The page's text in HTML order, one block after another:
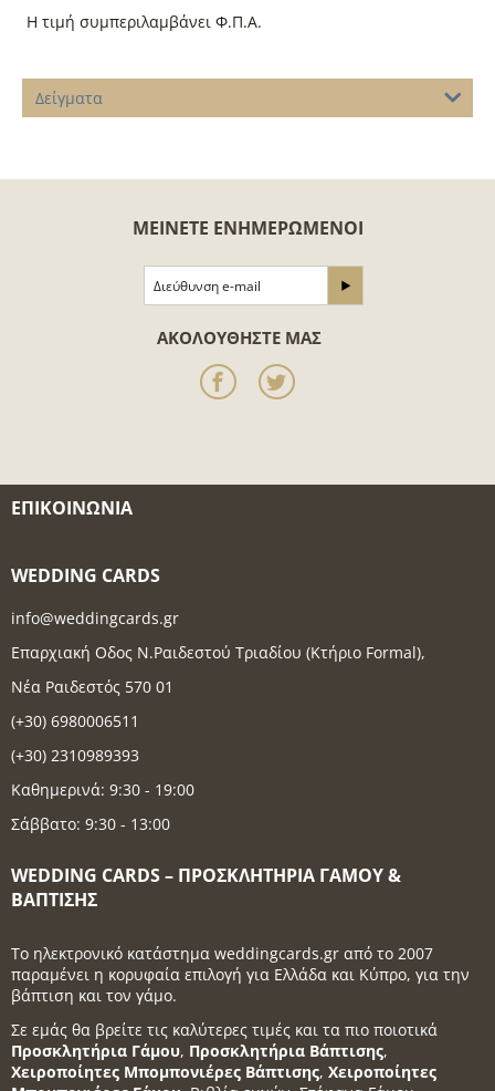
Η τιμή συμπεριλαμβάνει Φ.Π.Α.
Δείγματα
ΜΕΊΝΕΤΕ ΕΝΗΜΕΡΩΜΈΝΟΙ
ΑΚΟΛΟΥΘΉΣΤΕ ΜΑΣ
ΕΠΙΚΟΙΝΩΝΊΑ
WEDDING CARDS
info@weddingcards.gr
Επαρχιακή Οδος Ν.Ραιδεστού Τριαδίου (Κτήριο Formal),
Νέα Ραιδεστός 570 01
(+30) 6980006511
(+30) 2310989393
Καθημερινά: 9:30 - 19:00
Σάββατο: 9:30 - 13:00
WEDDING CARDS – ΠΡΟΣΚΛΗΤΉΡΙΑ ΓΆΜΟΥ &
ΒΆΠΤΙΣΗΣ
Το ηλεκτρονικό κατάστημα weddingcards.gr από το 2007
παραμένει η κορυφαία επιλογή για Ελλάδα και Κύπρο, για την
βάπτιση και τον γάμο.
Σε εμάς θα βρείτε τις καλύτερες τιμές και τα πιο ποιοτικά
Προσκλητήρια Γάμου, Προσκλητήρια Βάπτισης,
Χειροποίητες Μπομπονιέρες Βάπτισης, Χειροποίητες